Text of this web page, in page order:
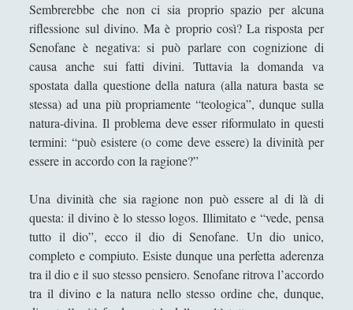
materiale e la natura morta
L'Impresa Umana
L'incoronazione della Vergine di Alessandro
Bonvicini in una visione alchemica
La Costituzione estetica al genitivo impolitico d'un
Potremmo
La crisi dei linguaggi artistici
La filosofia e il linguaggio politico cinese. La
riscoperta di Confucio e i limiti filosofici della
nostra comprensione della Cina [3/3]
La macellazione dell'arte che "maschera" la
monumentalità della filosofia
La poetica della musica di Igor Stravinskij
Sembrerebbe che non ci sia proprio spazio per alcuna
riflessione sul divino. Ma è proprio così? La risposta per
Senofane è negativa: si può parlare con cognizione di
causa anche sui fatti divini. Tuttavia la domanda va
spostata dalla questione della natura (alla natura basta se
stessa) ad una più propriamente “teologica”, dunque sulla
natura-divina. Il problema deve esser riformulato in questi
termini: “può esistere (o come deve essere) la divinità per
essere in accordo con la ragione?”
Una divinità che sia ragione non può essere al di là di
questa: il divino è lo stesso logos. Illimitato e “vede, pensa
tutto il dio”, ecco il dio di Senofane. Un dio unico,
completo e compiuto. Esiste dunque una perfetta aderenza
tra il dio e il suo stesso pensiero. Senofane ritrova l’accordo
tra il divino e la natura nello stesso ordine che, dunque,